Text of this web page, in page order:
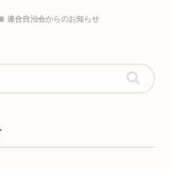
連合自治会からのお知らせ